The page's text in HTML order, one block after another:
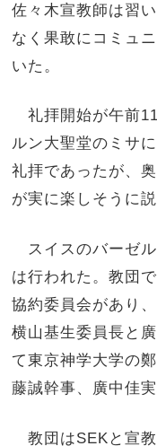
佐々木宣教師は習
なく果敢にコミュ
いた。
礼拝開始が午前
ルン大聖堂のミサ
礼拝であったが、
が実に楽しそうに
スイスのバーゼ
は行われた。教団
協約委員会があり
横山基生委員長と
て東京神学大学の
藤誠幹事、廣中佳
教団はSEKと宣